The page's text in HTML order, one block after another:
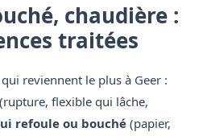
chaudière :
traitées
reviennent le plus à Geer :
(rupture, flexible qui lâche,
refoule ou bouché(papier,